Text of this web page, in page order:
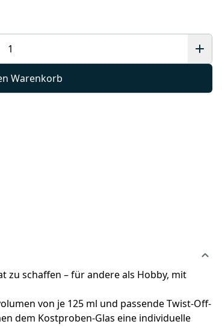
Warenkorb
zu schaffen – für andere als Hobby, mit
von je 125 ml und passende Twist-Off-
dem Kostproben-Glas eine individuelle